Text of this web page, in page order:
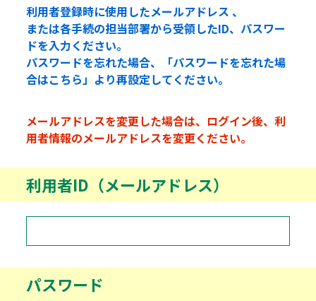
利用者登録時に使用したメールアドレス 、
または各手続の担当部署から受領したID、パスワー
ドを入力ください。
パスワードを忘れた場合、「パスワードを忘れた場
合はこちら」より再設定してください。
メールアドレスを変更した場合は、ログイン後、利
用者情報のメールアドレスを変更ください。
利用者ID（メールアドレス）
パスワード